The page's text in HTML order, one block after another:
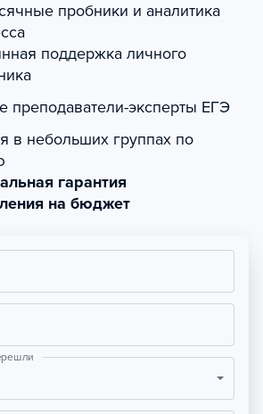
пробники и аналитика
поддержка личного
преподаватели-эксперты ЕГЭ
в небольших группах по
гарантия
на бюджет